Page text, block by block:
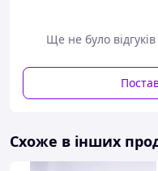
Ще не було
Схоже в інших